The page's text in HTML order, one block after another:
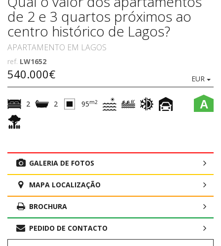
de 2 e 3 quartos próximos ao
centro histórico de Lagos?
APARTAMENTO EM LAGOS
ref. LW1652
540.000€ EUR
A
2 2 95m2
GALERIA DE FOTOS
MAPA LOCALIZAÇÃO
BROCHURA
PEDIDO DE CONTACTO